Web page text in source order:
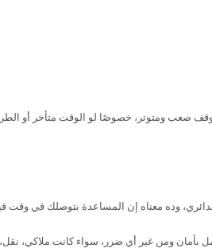
صعب ومتوتر، خصوصًا لو الوقت متأخر أو
الفرسان هي الانتشار. الونشات متواجدة كل 20 كيلو على الدائري، وده معناه
بأمان ومن غير أي ضرر، سواء كانت ملاكي،